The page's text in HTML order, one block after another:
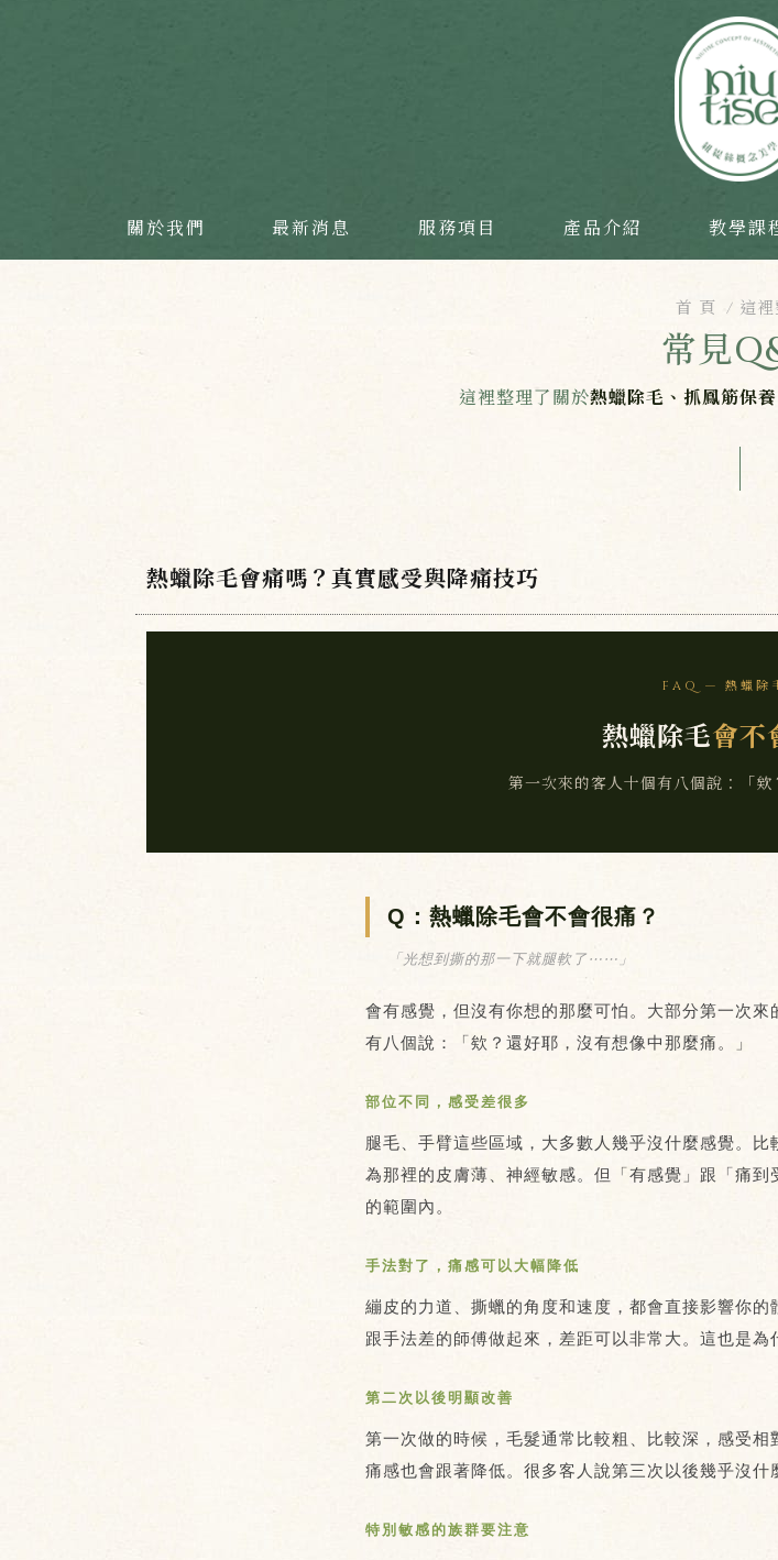
關於我們 最新消息 服務項目 產品介紹 教學課
這裡整理了關於熱蠟除毛、抓鳳筋保
常見
首 頁 這
熱蠟除毛會痛嗎？真實感受與降痛技巧
FAQ — 熱蠟除
熱蠟除毛會不
第一次來的客人十個有八個說：「欸
Q：熱蠟除毛會不會很痛？
「光想到撕的那一下就腿軟了⋯⋯」
會有感覺，但沒有你想的那麼可怕。大部分第一次
有八個說：「欸？還好耶，沒有想像中那麼痛。」
部位不同，感受差很多
腿毛、手臂這些區域，大多數人幾乎沒什麼感覺。
為那裡的皮膚薄、神經敏感。但「有感覺」跟「痛
的範圍內。
手法對了，痛感可以大幅降低
繃皮的力道、撕蠟的角度和速度，都會直接影響你
跟手法差的師傅做起來，差距可以非常大。這也是為
第二次以後明顯改善
第一次做的時候，毛髮通常比較粗、比較深，感受相
痛感也會跟著降低。很多客人說第三次以後幾乎沒什
特別敏感的族群要注意